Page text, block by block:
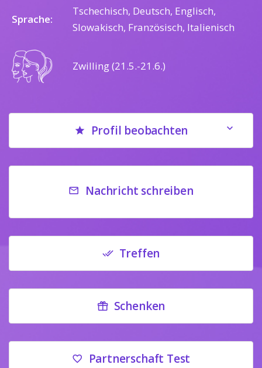
Sprache:
Tschechisch, Deutsch, Englisch,
Slowakisch, Französisch, Italienisch
Zwilling (21.5.-21.6.)
Profil beobachten
Nachricht schreiben
Treffen
Schenken
Partnerschaft Test